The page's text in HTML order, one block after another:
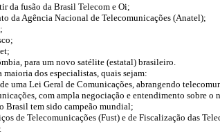
da fusão da Brasil Telecom e Oi;
da Agência Nacional de Telecomunicações (Anatel);
para um novo satélite (estatal) brasileiro.
dos especialistas, quais sejam:
uma Lei Geral de Comunicações, abrangendo
com ampla negociação e entendimento sobre
Brasil tem sido campeão mundial;
de Telecomunicações (Fust) e de Fiscalização das